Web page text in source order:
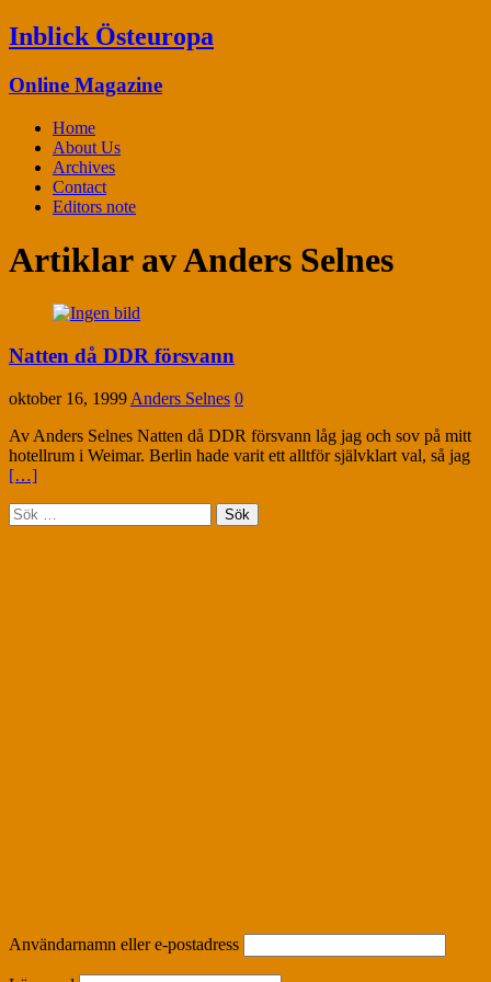
Inblick Östeuropa
Online Magazine
Home
About Us
Archives
Contact
Editors note
Artiklar avAnders Selnes
Natten då DDR försvann
oktober 16, 1999 Anders Selnes 0
Av Anders Selnes Natten då DDR försvann låg jag och sov på mitt
hotellrum i Weimar. Berlin hade varit ett alltför självklart val, så jag
[…]
Sök
efter:
Användarnamn eller e-postadress